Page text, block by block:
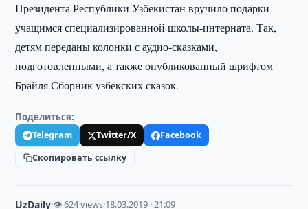
Президента Республики Узбекистан вручило подарки
учащимся специализированной школы-интерната. Так,
детям переданы колонки с аудио-сказками,
подготовленными, а также опубликованный шрифтом
Брайля Сборник узбекских сказок.
Поделиться:
Telegram Twitter/X
Facebook
Скопировать ссылку
UzDaily·👁 624 views·18.03.2019 · 21:09